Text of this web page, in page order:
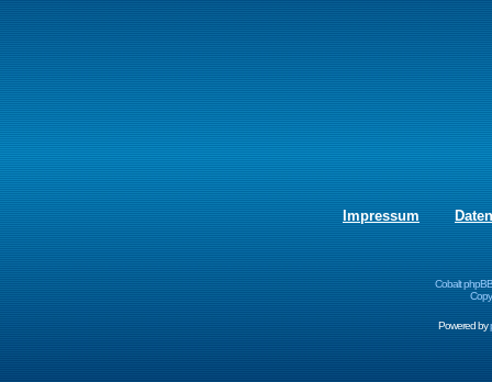
Impressum
Cobalt
Powered by